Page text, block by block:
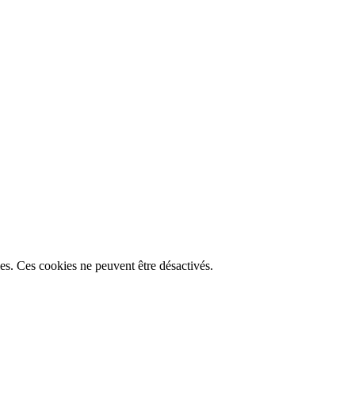
Ces cookies ne peuvent être désactivés.